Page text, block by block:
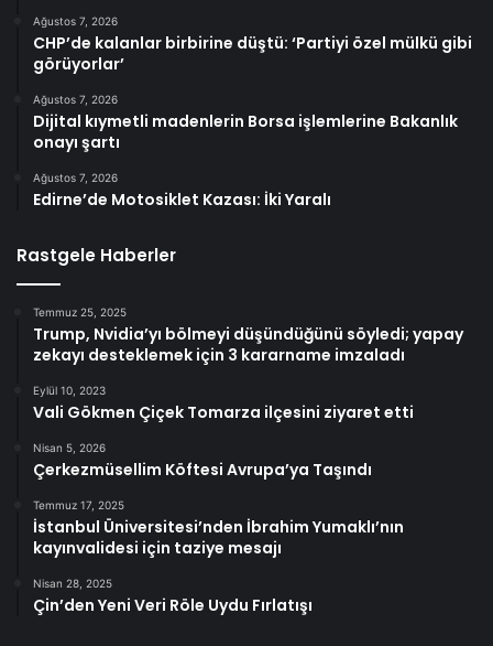
Ağustos 7, 2026
CHP’de kalanlar birbirine düştü: ‘Partiyi özel mülkü gibi
görüyorlar’
Ağustos 7, 2026
Dijital kıymetli madenlerin Borsa işlemlerine Bakanlık
onayı şartı
Ağustos 7, 2026
Edirne’de Motosiklet Kazası: İki Yaralı
Rastgele Haberler
Temmuz 25, 2025
Trump, Nvidia’yı bölmeyi düşündüğünü söyledi; yapay
zekayı desteklemek için 3 kararname imzaladı
Eylül 10, 2023
Vali Gökmen Çiçek Tomarza ilçesini ziyaret etti
Nisan 5, 2026
Çerkezmüsellim Köftesi Avrupa’ya Taşındı
Temmuz 17, 2025
İstanbul Üniversitesi’nden İbrahim Yumaklı’nın
kayınvalidesi için taziye mesajı
Nisan 28, 2025
Çin’den Yeni Veri Röle Uydu Fırlatışı